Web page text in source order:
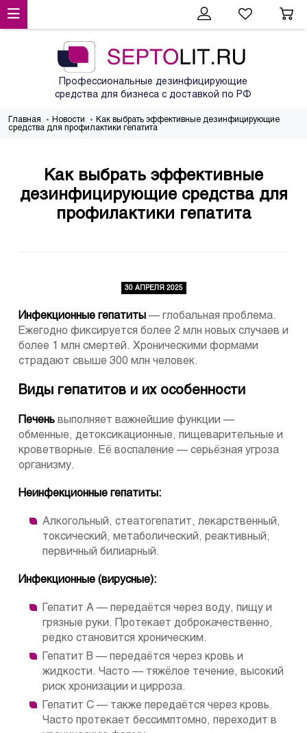
Профессиональные дезинфицирующие
средства для бизнеса с доставкой по РФ
Главная Новости
Как выбрать эффективные дезинфицирующие
средства для профилактики гепатита
Как выбрать эффективные
дезинфицирующие средства для
профилактики гепатита
30 АПРЕЛЯ 2025
Инфекционные гепатиты — глобальная проблема.
Ежегодно фиксируется более 2 млн новых случаев и
более 1 млн смертей. Хроническими формами
страдают свыше 300 млн человек.
Виды гепатитов и их особенности
Печень выполняет важнейшие функции —
обменные, детоксикационные, пищеварительные и
кроветворные. Её воспаление — серьёзная угроза
организму.
Неинфекционные гепатиты:
Алкогольный, стеатогепатит, лекарственный,
токсический, метаболический, реактивный,
первичный билиарный.
Инфекционные (вирусные):
Гепатит A — передаётся через воду, пищу и
грязные руки. Протекает доброкачественно,
редко становится хроническим.
Гепатит B — передаётся через кровь и
жидкости. Часто — тяжёлое течение, высокий
риск хронизации и цирроза.
Гепатит C — также передаётся через кровь.
Часто протекает бессимптомно, переходит в